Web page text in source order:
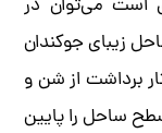
است می‌توان در
زیبای جوکندان
برداشت از شن و
ساحل را پایین